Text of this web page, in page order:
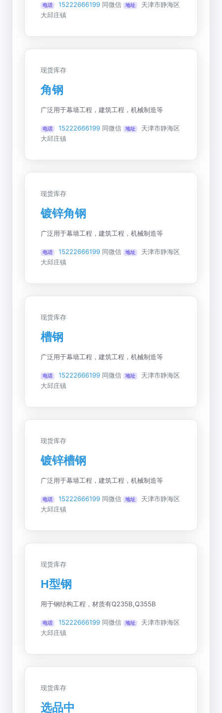
电话 15222666199同微信 地址
天津市静海区
大邱庄镇
现货库存
角钢
广泛用于幕墙工程，建筑工程，机械制造等
电话 15222666199同微信 地址
天津市静海区
大邱庄镇
现货库存
镀锌角钢
广泛用于幕墙工程，建筑工程，机械制造等
电话 15222666199同微信 地址
天津市静海区
大邱庄镇
现货库存
槽钢
广泛用于幕墙工程，建筑工程，机械制造等
电话 15222666199同微信 地址
天津市静海区
大邱庄镇
现货库存
镀锌槽钢
广泛用于幕墙工程，建筑工程，机械制造等
电话 15222666199同微信 地址
天津市静海区
大邱庄镇
现货库存
H型钢
用于钢结构工程，材质有Q235B,Q355B
电话 15222666199同微信 地址
天津市静海区
大邱庄镇
现货库存
选品中